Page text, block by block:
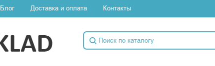
Блог Доставка и оплата Контакты